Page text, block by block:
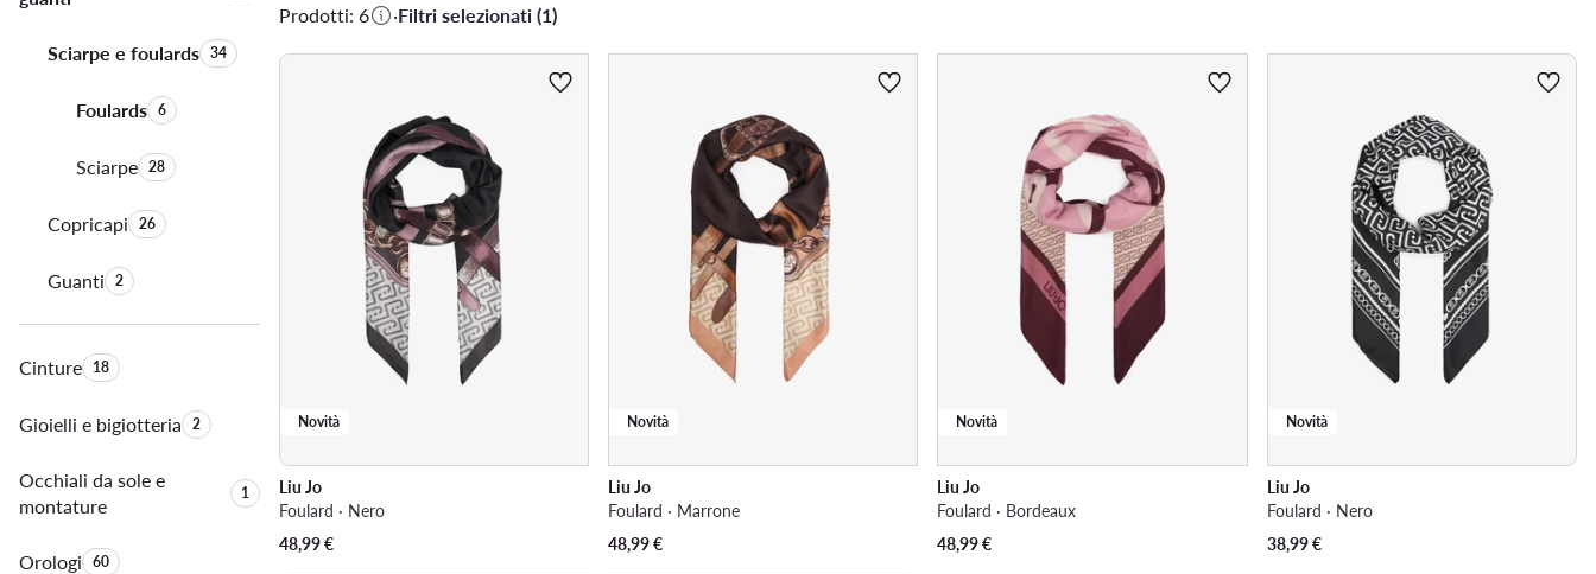
Sciarpe e foulardsQuantità di prodotti:
34
FoulardsQuantità di prodotti:
6
SciarpeQuantità di prodotti:
28
CopricapiQuantità di prodotti:
26
GuantiQuantità di prodotti:
2
CintureQuantità di prodotti:
18
Gioielli e bigiotteriaQuantità di prodotti:
2
Occhiali da sole e
montature
Quantità di prodotti:
1
OrologiQuantità di prodotti:
60
Prodotti: 6 ·Filtri selezionati (1)
Novità
Liu Jo
Foulard · Nero
48,99€
Novità
Liu Jo
Foulard · Marrone
48,99€
Novità
Liu Jo
Foulard · Bordeaux
48,99€
Novità
Liu Jo
Foulard · Nero
38,99€